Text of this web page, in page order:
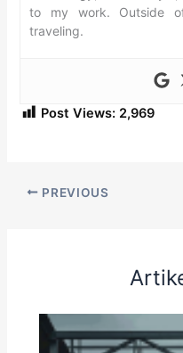
to my work. Outside
traveling.
Post Views: 2,969
PREVIOUS